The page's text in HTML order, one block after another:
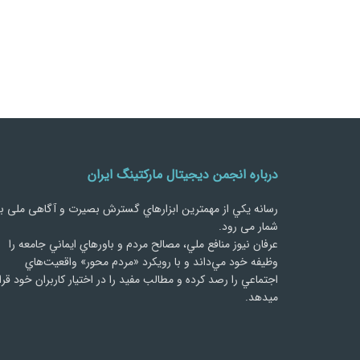
درباره انجمن دیجیتال مارکتینگ ایران
رسانه يكي از مهمترین ابزارهاي گسترش بصیرت و آگاهی ملی
شمار می رود.
عرفان نیوز منافع ملي، مصالح مردم و باورهاي ايماني جامعه را
وظيفه خود مي‌داند و با رويكرد «مردم‌ محور» واقعيت‌هاي
اجتماعي را رصد کرده و مطالب مفید را در اختیار کاربران خود
میدهد.